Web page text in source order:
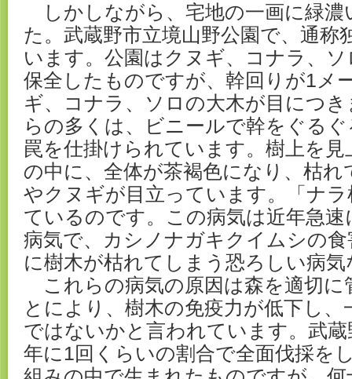
しかしながら、宅地の一画に緑濃
た。武蔵野市立境山野公園で、通称
います。公園はクヌギ、コナラ、
保全したものですが、幹回りが1メ
ギ、コナラ、ソロの大木が目につ
らの多くは、ビニールで幹をぐる
罠を仕掛けられています。樹上を
の中に、全体が茶褐色になり、枯
やクヌギが目立っています。「ナ
ているのです。この病気は近年急
病気で、カシノナガキクイムシの
に樹木が枯れてしまう恐ろしい病
これらの病気の原因は森を適切に
とにより、樹木の免疫力が低下し
ではないかと言われています。武
年に1回くらいの割合で全面伐採を